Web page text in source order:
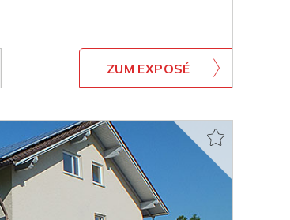
ZUM EXPOSÉ